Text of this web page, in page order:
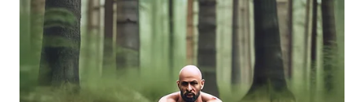
WN
INDRAMAYU
KUNINGAN